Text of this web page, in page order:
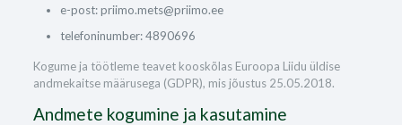
e-post: priimo.mets@priimo.ee
telefoninumber: 4890696
Kogume ja töötleme teavet kooskõlas Euroopa Liidu üldise
andmekaitse määrusega (GDPR), mis jõustus 25.05.2018.
Andmete kogumine ja kasutamine